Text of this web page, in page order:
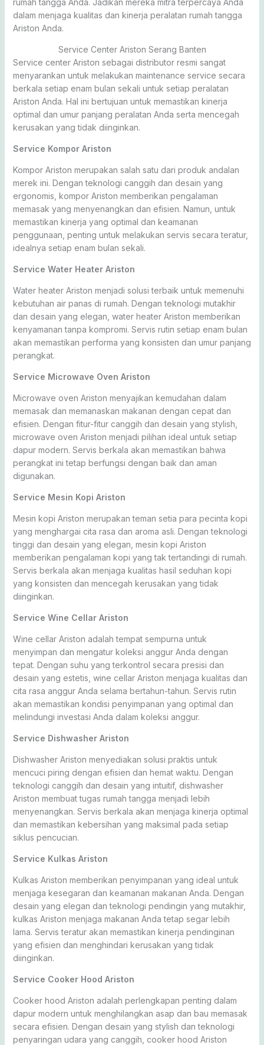
rumah tangga Anda. Jadikan mereka mitra terpercaya Anda
dalam menjaga kualitas dan kinerja peralatan rumah tangga
Ariston Anda.
Service Center Ariston Serang Banten
Service center Ariston sebagai distributor resmi sangat
menyarankan untuk melakukan maintenance service secara
berkala setiap enam bulan sekali untuk setiap peralatan
Ariston Anda. Hal ini bertujuan untuk memastikan kinerja
optimal dan umur panjang peralatan Anda serta mencegah
kerusakan yang tidak diinginkan.
Service Kompor Ariston
Kompor Ariston merupakan salah satu dari produk andalan
merek ini. Dengan teknologi canggih dan desain yang
ergonomis, kompor Ariston memberikan pengalaman
memasak yang menyenangkan dan efisien. Namun, untuk
memastikan kinerja yang optimal dan keamanan
penggunaan, penting untuk melakukan servis secara teratur,
idealnya setiap enam bulan sekali.
Service Water Heater Ariston
Water heater Ariston menjadi solusi terbaik untuk memenuhi
kebutuhan air panas di rumah. Dengan teknologi mutakhir
dan desain yang elegan, water heater Ariston memberikan
kenyamanan tanpa kompromi. Servis rutin setiap enam bulan
akan memastikan performa yang konsisten dan umur panjang
perangkat.
Service Microwave Oven Ariston
Microwave oven Ariston menyajikan kemudahan dalam
memasak dan memanaskan makanan dengan cepat dan
efisien. Dengan fitur-fitur canggih dan desain yang stylish,
microwave oven Ariston menjadi pilihan ideal untuk setiap
dapur modern. Servis berkala akan memastikan bahwa
perangkat ini tetap berfungsi dengan baik dan aman
digunakan.
Service Mesin Kopi Ariston
Mesin kopi Ariston merupakan teman setia para pecinta kopi
yang menghargai cita rasa dan aroma asli. Dengan teknologi
tinggi dan desain yang elegan, mesin kopi Ariston
memberikan pengalaman kopi yang tak tertandingi di rumah.
Servis berkala akan menjaga kualitas hasil seduhan kopi
yang konsisten dan mencegah kerusakan yang tidak
diinginkan.
Service Wine Cellar Ariston
Wine cellar Ariston adalah tempat sempurna untuk
menyimpan dan mengatur koleksi anggur Anda dengan
tepat. Dengan suhu yang terkontrol secara presisi dan
desain yang estetis, wine cellar Ariston menjaga kualitas dan
cita rasa anggur Anda selama bertahun-tahun. Servis rutin
akan memastikan kondisi penyimpanan yang optimal dan
melindungi investasi Anda dalam koleksi anggur.
Service Dishwasher Ariston
Dishwasher Ariston menyediakan solusi praktis untuk
mencuci piring dengan efisien dan hemat waktu. Dengan
teknologi canggih dan desain yang intuitif, dishwasher
Ariston membuat tugas rumah tangga menjadi lebih
menyenangkan. Servis berkala akan menjaga kinerja optimal
dan memastikan kebersihan yang maksimal pada setiap
siklus pencucian.
Service Kulkas Ariston
Kulkas Ariston memberikan penyimpanan yang ideal untuk
menjaga kesegaran dan keamanan makanan Anda. Dengan
desain yang elegan dan teknologi pendingin yang mutakhir,
kulkas Ariston menjaga makanan Anda tetap segar lebih
lama. Servis teratur akan memastikan kinerja pendinginan
yang efisien dan menghindari kerusakan yang tidak
diinginkan.
Service Cooker Hood Ariston
Cooker hood Ariston adalah perlengkapan penting dalam
dapur modern untuk menghilangkan asap dan bau memasak
secara efisien. Dengan desain yang stylish dan teknologi
penyaringan udara yang canggih, cooker hood Ariston